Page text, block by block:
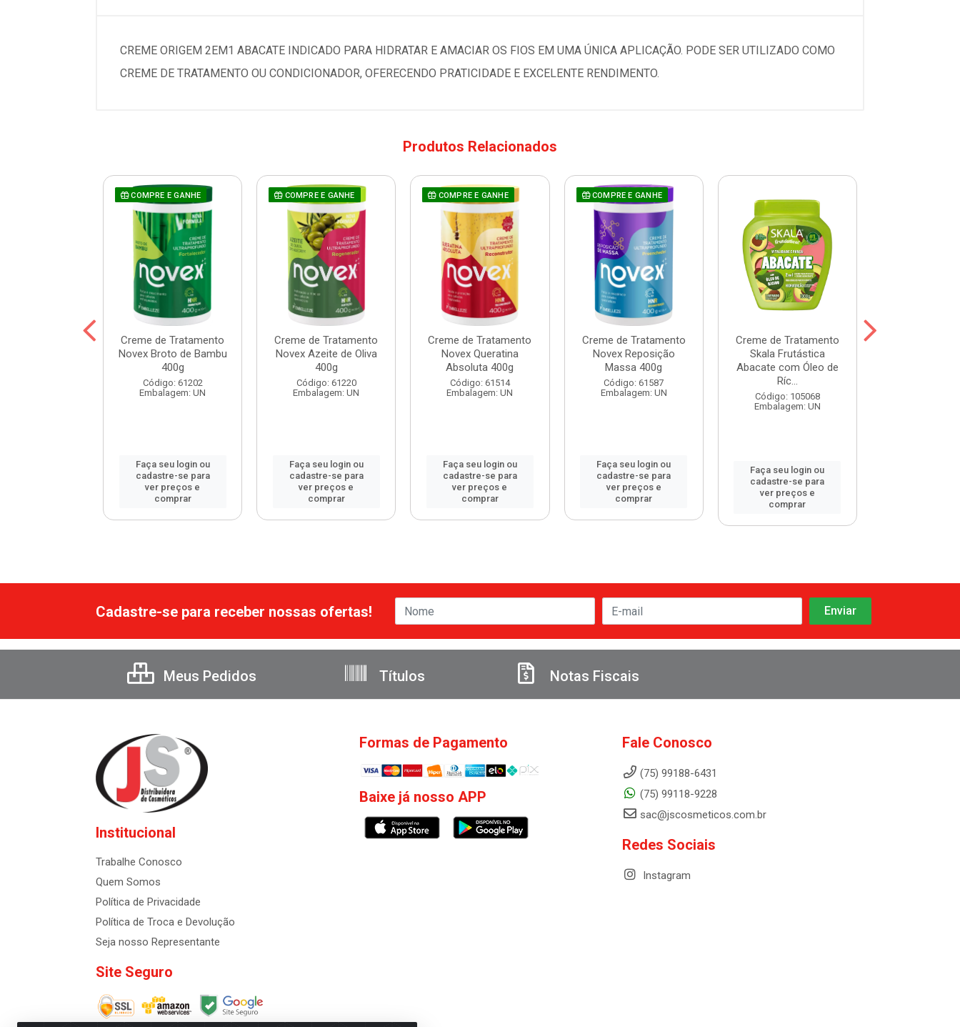
CREME ORIGEM 2EM1 ABACATE INDICADO PARA HIDRATAR E AMACIAR OS FIOS EM UMA ÚNICA APLICAÇÃO. PODE SER UTILIZADO COMO
CREME DE TRATAMENTO OU CONDICIONADOR, OFERECENDO PRATICIDADE E EXCELENTE RENDIMENTO.
Produtos Relacionados
COMPRE E GANHE
Creme de Tratamento
Novex Broto de Bambu
400g
Código: 61202
Embalagem: UN
Faça seu login ou
cadastre-se para
ver preços e
comprar
COMPRE E GANHE
Creme de Tratamento
Novex Azeite de Oliva
400g
Código: 61220
Embalagem: UN
Faça seu login ou
cadastre-se para
ver preços e
comprar
COMPRE E GANHE
Creme de Tratamento
Novex Queratina
Absoluta 400g
Código: 61514
Embalagem: UN
Faça seu login ou
cadastre-se para
ver preços e
comprar
COMPRE E GANHE
Creme de Tratamento
Novex Reposição
Massa 400g
Código: 61587
Embalagem: UN
Faça seu login ou
cadastre-se para
ver preços e
comprar
Creme de Tratamento
Skala Frutástica
Abacate com Óleo de
Ríc...
Código: 105068
Embalagem: UN
Faça seu login ou
cadastre-se para
ver preços e
comprar
Cadastre-se para receber nossas ofertas!
Meus Pedidos Títulos Notas Fiscais
Institucional
Trabalhe Conosco
Quem Somos
Política de Privacidade
Política de Troca e Devolução
Seja nosso Representante
Site Seguro
Formas de Pagamento
Baixe já nosso APP
Fale Conosco
(75) 99188-6431
(75) 99118-9228
sac@jscosmeticos.com.br
Redes Sociais
Instagram